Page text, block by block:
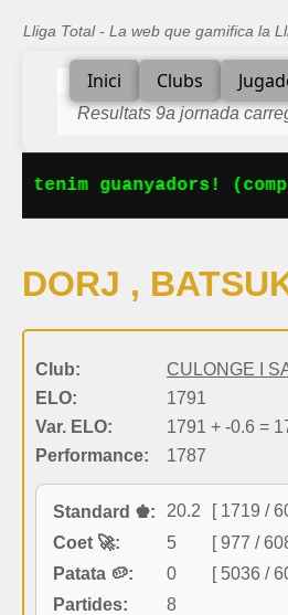
Lliga Total - La web que gamifica la
Inici Clubs
Resultats 9a jornada
tenim guanyadors!
DORJ ,
Club:
CULONGE I
ELO:
1791
Var. ELO:
1791 + -0.6 =
Performance:
1787
Standard ♚: 20.2
[ 1719 /
Coet 🚀:
5
[ 977 /
Patata 🥔:
0
[ 5036 /
Partides:
8